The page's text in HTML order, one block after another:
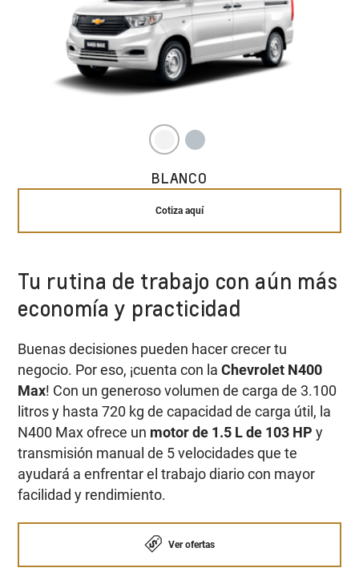
BLANCO
Cotiza aquí
Tu rutina de trabajo con aún más
economía y practicidad
Buenas decisiones pueden hacer crecer tu
negocio. Por eso, ¡cuenta con laChevrolet N400
Max! Con un generoso volumen de carga de 3.100
litros y hasta 720 kg de capacidad de carga útil, la
N400 Max ofrece un motor de 1.5 L de 103 HP y
transmisión manual de 5 velocidades que te
ayudará a enfrentar el trabajo diario con mayor
facilidad y rendimiento.
Ver ofertas